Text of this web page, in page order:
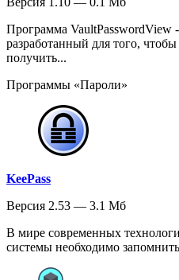
Программа VaultPasswordView
разработанный для того,
получить...
Программы «Пароли»
KeePass
Версия 2.53 — 3.1 Мб
В мире современных
системы необходимо